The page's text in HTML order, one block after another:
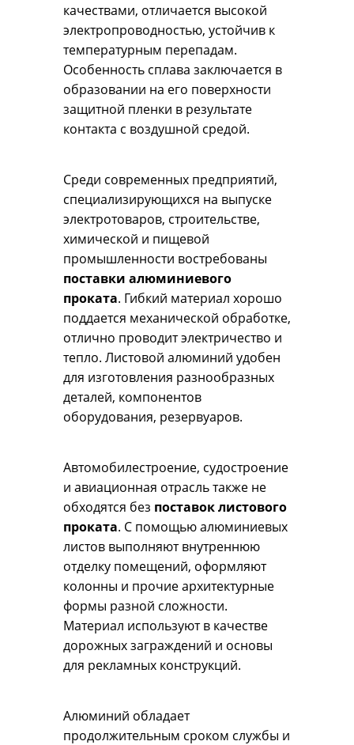
качествами, отличается высокой
электропроводностью, устойчив к
температурным перепадам.
Особенность сплава заключается в
образовании на его поверхности
защитной пленки в результате
контакта с воздушной средой.
Среди современных предприятий,
специализирующихся на выпуске
электротоваров, строительстве,
химической и пищевой
промышленности востребованы
поставки алюминиевого
проката. Гибкий материал хорошо
поддается механической обработке,
отлично проводит электричество и
тепло. Листовой алюминий удобен
для изготовления разнообразных
деталей, компонентов
оборудования, резервуаров.
Автомобилестроение, судостроение
и авиационная отрасль также не
обходятся без поставок листового
проката. С помощью алюминиевых
листов выполняют внутреннюю
отделку помещений, оформляют
колонны и прочие архитектурные
формы разной сложности.
Материал используют в качестве
дорожных заграждений и основы
для рекламных конструкций.
Алюминий обладает
продолжительным сроком службы и